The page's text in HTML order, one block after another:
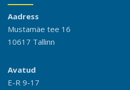
Aadress
Mustamäe tee 16
10617 Tallinn
Avatud
E-R 9-17